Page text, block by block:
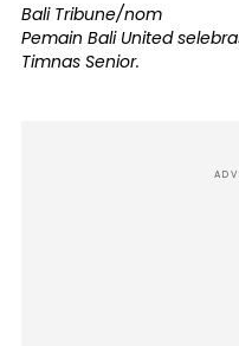
Bali Tribune/nom
Pemain Bali United
Timnas Senior.